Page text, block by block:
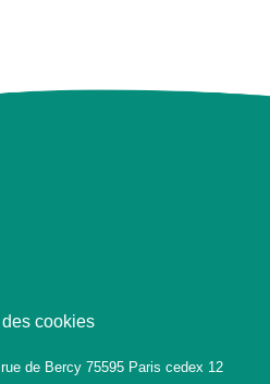
cookies
de Bercy 75595 Paris cedex 12